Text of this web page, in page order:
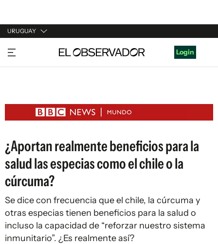
URUGUAY
URUGUAY
ARGENTINA
ESTADOS UNIDOS
Login
¿Aportan realmente beneficios para la
salud las especias como el chile o la
cúrcuma?
Se dice con frecuencia que el chile, la cúrcuma y
otras especias tienen beneficios para la salud o
incluso la capacidad de “reforzar nuestro sistema
inmunitario”. ¿Es realmente así?